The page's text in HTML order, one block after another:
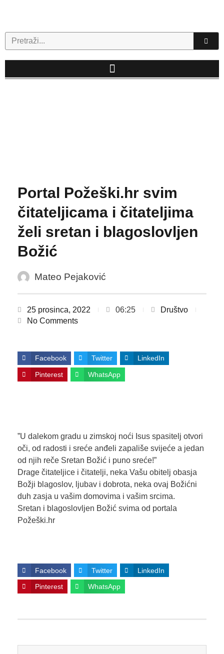
Search
Portal Požeški.hr svim
čitateljicama i čitateljima
želi sretan i blagoslovljen
Božić
Mateo Pejaković
25 prosinca, 2022 06:25
Društvo
No Comments
Facebook Twitter LinkedIn
Pinterest WhatsApp
”U dalekom gradu u zimskoj noći Isus spasitelj otvori
oči, od radosti i sreće anđeli zapališe svijeće a jedan
od njih reče Sretan Božić i puno sreće!”
Drage čitateljice i čitatelji, neka Vašu obitelj obasja
Božji blagoslov, ljubav i dobrota, neka ovaj Božićni
duh zasja u vašim domovima i vašim srcima.
Sretan i blagoslovljen Božić svima od portala
Požeški.hr
Facebook Twitter LinkedIn
Pinterest WhatsApp